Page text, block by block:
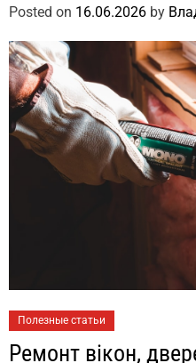
Posted on 16.06.2026 by
Полезные статьи
Ремонт вікон,